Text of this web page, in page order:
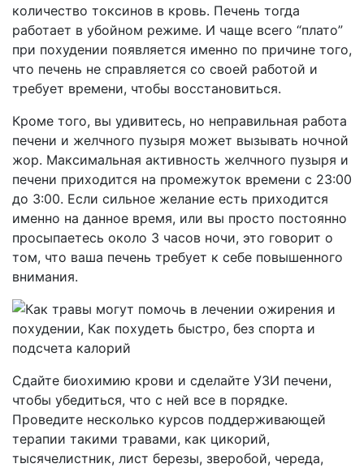
количество токсинов в кровь. Печень тогда
работает в убойном режиме. И чаще всего “плато”
при похудении появляется именно по причине того,
что печень не справляется со своей работой и
требует времени, чтобы восстановиться.
Кроме того, вы удивитесь, но неправильная работа
печени и желчного пузыря может вызывать ночной
жор. Максимальная активность желчного пузыря и
печени приходится на промежуток времени с 23:00
до 3:00. Если сильное желание есть приходится
именно на данное время, или вы просто постоянно
просыпаетесь около 3 часов ночи, это говорит о
том, что ваша печень требует к себе повышенного
внимания.
Сдайте биохимию крови и сделайте УЗИ печени,
чтобы убедиться, что с ней все в порядке.
Проведите несколько курсов поддерживающей
терапии такими травами, как цикорий,
тысячелистник, лист березы, зверобой, череда,